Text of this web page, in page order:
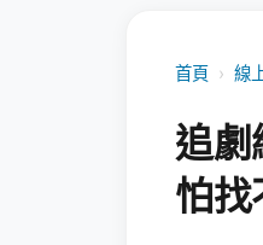
首頁 › 線
追劇
怕找